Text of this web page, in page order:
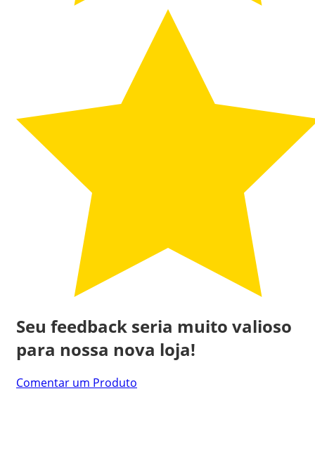
Seu feedback seria muito valioso
para nossa nova loja!
Comentar um Produto